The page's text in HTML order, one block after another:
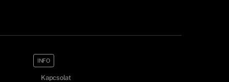
INFO
Kapcsolat